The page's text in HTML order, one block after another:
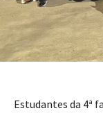
Estudantes da 4ª